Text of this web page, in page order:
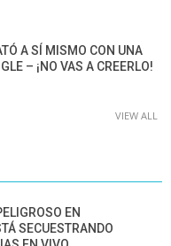
A SÍ MISMO CON UNA
– ¡NO VAS A CREERLO!
VIEW ALL
EN
SECUESTRANDO